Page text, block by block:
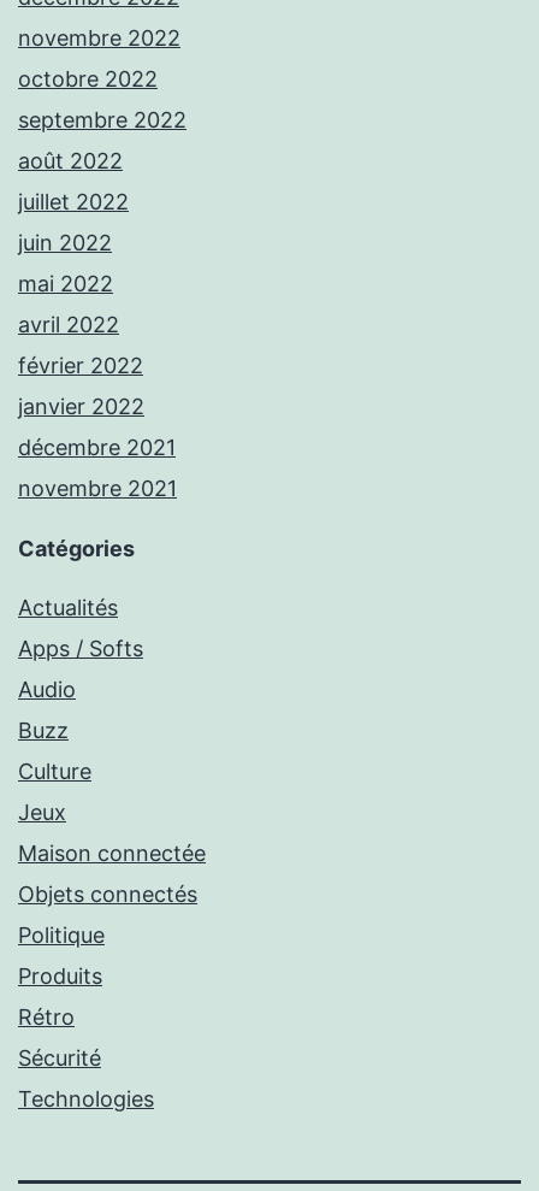
novembre 2022
octobre 2022
septembre 2022
août 2022
juillet 2022
juin 2022
mai 2022
avril 2022
février 2022
janvier 2022
décembre 2021
novembre 2021
Catégories
Actualités
Apps / Softs
Audio
Buzz
Culture
Jeux
Maison connectée
Objets connectés
Politique
Produits
Rétro
Sécurité
Technologies